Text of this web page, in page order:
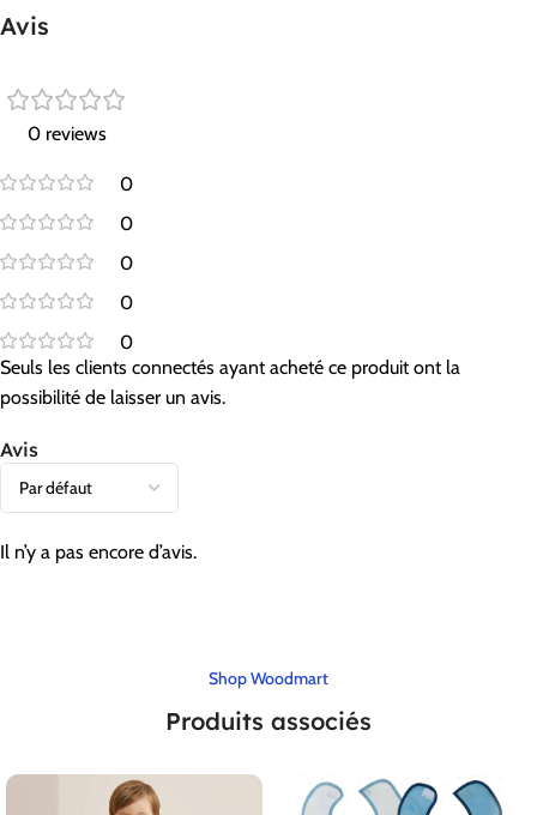
Avis
0 reviews
0
0
0
0
0
Avis
Il n’y a pas encore d’avis.
Seuls les clients connectés ayant acheté ce produit ont la
possibilité de laisser un avis.
Shop Woodmart
Produits associés